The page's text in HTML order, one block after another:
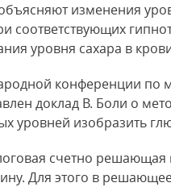
изменения
соответствующих
уровня сахара в
конференции по
доклад В. Боли о
уровней изобразить
счетно
Для этого в